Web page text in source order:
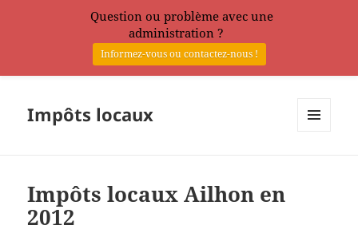
Impôts locaux
Impôts locaux Ailhon en
2012
Question ou problème avec une
administration ?
Informez-vous ou contactez-nous !